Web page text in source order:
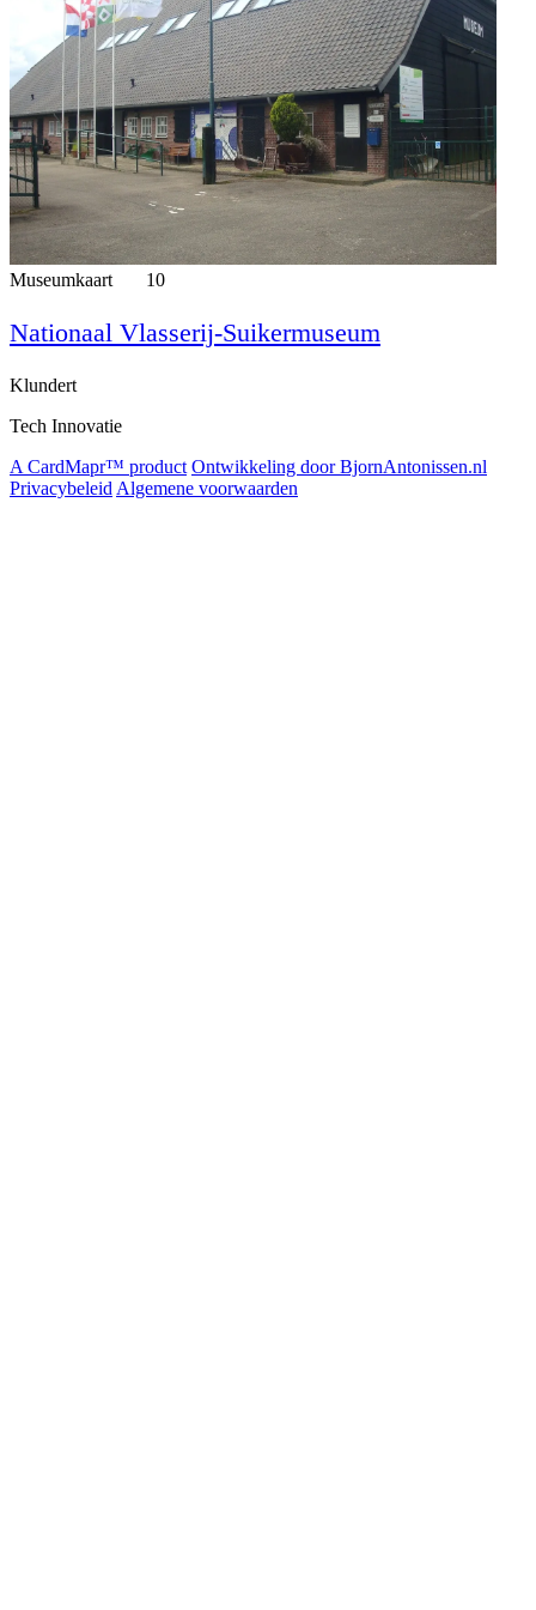
Museumkaart 10
Nationaal Vlasserij-Suikermuseum
Klundert
Tech Innovatie
A CardMapr™ product Ontwikkeling door BjornAntonissen.nl
Privacybeleid Algemene voorwaarden